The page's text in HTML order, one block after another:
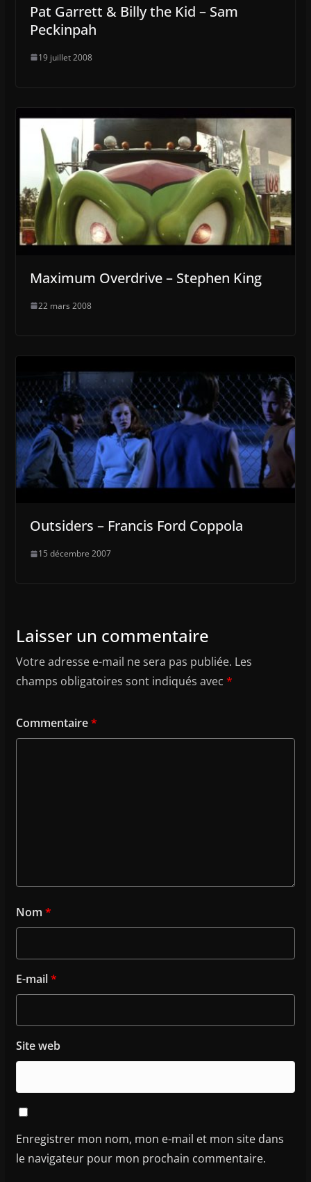
Pat Garrett & Billy the Kid – Sam
Peckinpah
19 juillet 2008
Maximum Overdrive – Stephen King
22 mars 2008
Outsiders – Francis Ford Coppola
15 décembre 2007
Laisser un commentaire
Votre adresse e-mail ne sera pas publiée. Les
champs obligatoires sont indiqués avec *
Commentaire*
Nom *
E-mail*
Site web
Enregistrer mon nom, mon e-mail et mon site dans
le navigateur pour mon prochain commentaire.